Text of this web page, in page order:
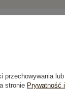
przechowywania lub
stronie Prywatność i